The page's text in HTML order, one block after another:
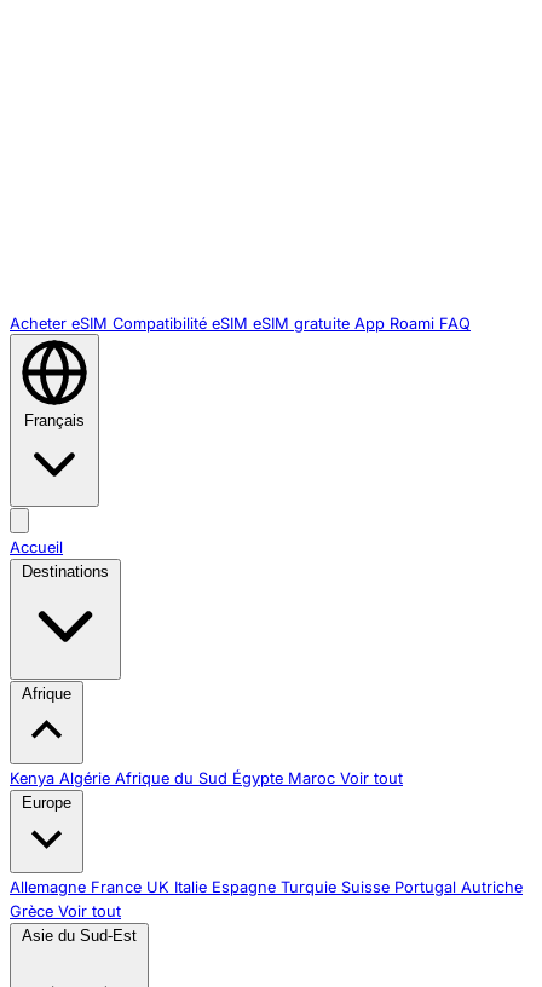
Acheter eSIM Compatibilité eSIM eSIM gratuite App Roami FAQ
Français
Accueil
Destinations
Afrique
Kenya Algérie Afrique du Sud Égypte Maroc Voir tout
Europe
Allemagne France UK Italie Espagne Turquie Suisse Portugal Autriche
Grèce Voir tout
Asie du Sud-Est